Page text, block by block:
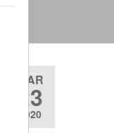
MAR
23
2020